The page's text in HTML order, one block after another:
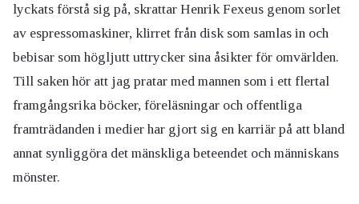
lyckats förstå sig på, skrattar Henrik Fexeus genom sorlet
av espressomaskiner, klirret från disk som samlas in och
bebisar som högljutt uttrycker sina åsikter för omvärlden.
Till saken hör att jag pratar med mannen som i ett flertal
framgångsrika böcker, föreläsningar och offentliga
framträdanden i medier har gjort sig en karriär på att bland
annat synliggöra det mänskliga beteendet och människans
mönster.